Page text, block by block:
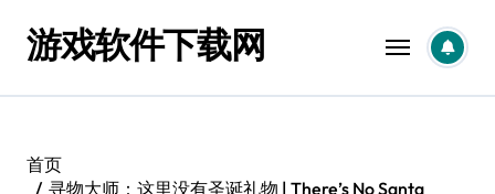
游戏软件下载网
首页
寻物大师：这里没有圣诞礼物 | There’s No Santa